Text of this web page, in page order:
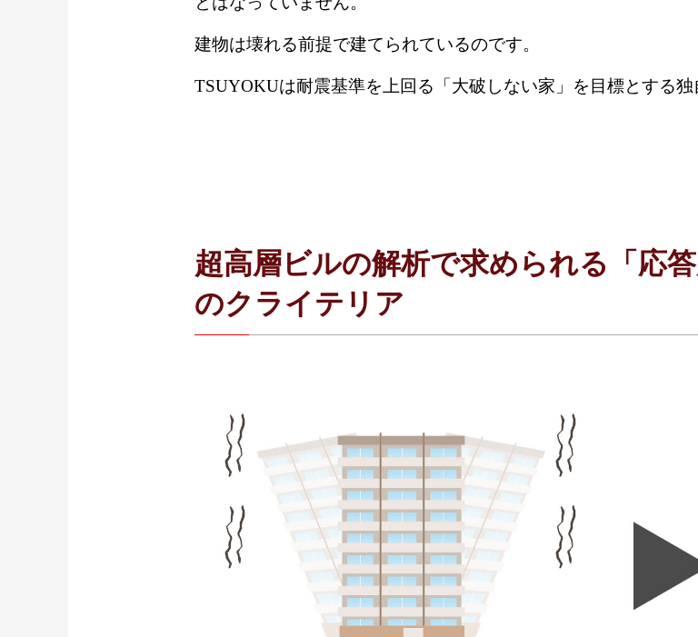
建物は壊れる前提で建てられているのです。
TSUYOKUは耐震基準を上回る「大破しない家」を目標とする独
超高層ビルの解析で求められる「応
のクライテリア